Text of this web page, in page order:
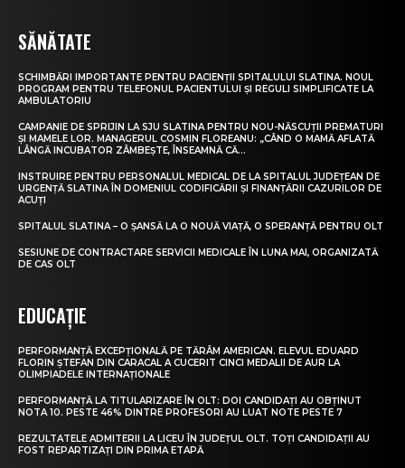
SĂNĂTATE
SCHIMBĂRI IMPORTANTE PENTRU PACIENȚII SPITALULUI SLATINA. NOUL
PROGRAM PENTRU TELEFONUL PACIENTULUI ȘI REGULI SIMPLIFICATE LA
AMBULATORIU
CAMPANIE DE SPRIJIN LA SJU SLATINA PENTRU NOU-NĂSCUȚII PREMATURI
ȘI MAMELE LOR. MANAGERUL COSMIN FLOREANU: „CÂND O MAMĂ AFLATĂ
LÂNGĂ INCUBATOR ZÂMBEȘTE, ÎNSEAMNĂ CĂ...
INSTRUIRE PENTRU PERSONALUL MEDICAL DE LA SPITALUL JUDEȚEAN DE
URGENȚĂ SLATINA ÎN DOMENIUL CODIFICĂRII ȘI FINANȚĂRII CAZURILOR DE
ACUȚI
SPITALUL SLATINA – O ȘANSĂ LA O NOUĂ VIAȚĂ, O SPERANȚĂ PENTRU OLT
SESIUNE DE CONTRACTARE SERVICII MEDICALE ÎN LUNA MAI, ORGANIZATĂ
DE CAS OLT
EDUCAȚIE
PERFORMANȚĂ EXCEPȚIONALĂ PE TĂRÂM AMERICAN. ELEVUL EDUARD
FLORIN ȘTEFAN DIN CARACAL A CUCERIT CINCI MEDALII DE AUR LA
OLIMPIADELE INTERNAȚIONALE
PERFORMANȚĂ LA TITULARIZARE ÎN OLT: DOI CANDIDAȚI AU OBȚINUT
NOTA 10. PESTE 46% DINTRE PROFESORI AU LUAT NOTE PESTE 7
REZULTATELE ADMITERII LA LICEU ÎN JUDEȚUL OLT. TOȚI CANDIDAȚII AU
FOST REPARTIZAȚI DIN PRIMA ETAPĂ